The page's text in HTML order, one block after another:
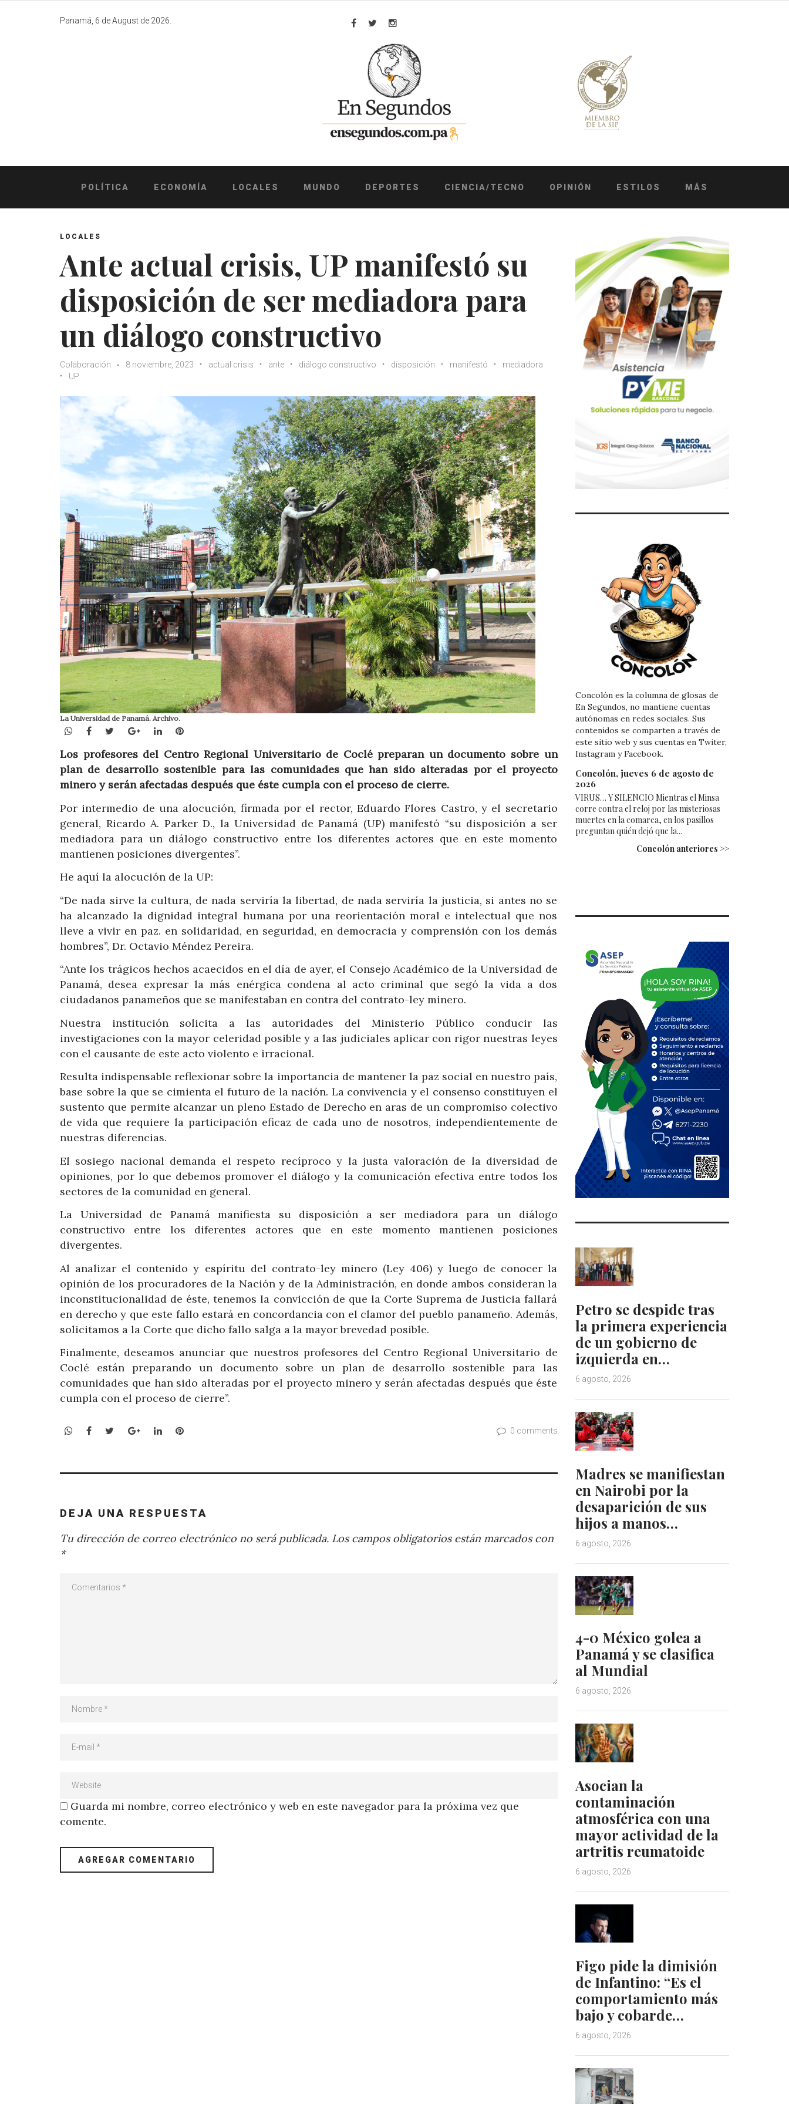
Panamá, 6 de August de 2026.
Facebook
TwitterInstagram
POLÍTICA ECONOMÍA LOCALES MUNDO DEPORTES CIENCIA/TECNO OPINIÓN ESTILOS MÁS
LOCALES
Ante actual crisis, UP manifestó su
disposición de ser mediadora para
un diálogo constructivo
Colaboración 8 noviembre, 2023 actual crisis ante diálogo constructivo disposición manifestó
mediadora
UP
La Universidad de Panamá. Archivo.
WhatsApp
Facebook
TwitterGoogle+LinkedInPinterest
Los profesores del Centro Regional Universitario de Coclé preparan un documento sobre un
plan de desarrollo sostenible para las comunidades que han sido alteradas por el proyecto
minero y serán afectadas después que éste cumpla con el proceso de cierre.
Por intermedio de una alocución, firmada por el rector, Eduardo Flores Castro, y el secretario
general, Ricardo A. Parker D., la Universidad de Panamá (UP) manifestó “su disposición a ser
mediadora para un diálogo constructivo entre los diferentes actores que en este momento
mantienen posiciones divergentes”.
He aquí la alocución de la UP:
“De nada sirve la cultura, de nada serviría la libertad, de nada serviría la justicia, si antes no se
ha alcanzado la dignidad integral humana por una reorientación moral e intelectual que nos
lleve a vivir en paz. en solidaridad, en seguridad, en democracia y comprensión con los demás
hombres”, Dr. Octavio Méndez Pereira.
“Ante los trágicos hechos acaecidos en el día de ayer, el Consejo Académico de la Universidad de
Panamá, desea expresar la más enérgica condena al acto criminal que segó la vida a dos
ciudadanos panameños que se manifestaban en contra del contrato-ley minero.
Nuestra institución solicita a las autoridades del Ministerio Público conducir las
investigaciones con la mayor celeridad posible y a las judiciales aplicar con rigor nuestras leyes
con el causante de este acto violento e irracional.
Resulta indispensable reflexionar sobre la importancia de mantener la paz social en nuestro país,
base sobre la que se cimienta el futuro de la nación. La convivencia y el consenso constituyen el
sustento que permite alcanzar un pleno Estado de Derecho en aras de un compromiso colectivo
de vida que requiere la participación eficaz de cada uno de nosotros, independientemente de
nuestras diferencias.
El sosiego nacional demanda el respeto recíproco y la justa valoración de la diversidad de
opiniones, por lo que debemos promover el diálogo y la comunicación efectiva entre todos los
sectores de la comunidad en general.
La Universidad de Panamá manifiesta su disposición a ser mediadora para un diálogo
constructivo entre los diferentes actores que en este momento mantienen posiciones
divergentes.
Al analizar el contenido y espíritu del contrato-ley minero (Ley 406) y luego de conocer la
opinión de los procuradores de la Nación y de la Administración, en donde ambos consideran la
inconstitucionalidad de éste, tenemos la convicción de que la Corte Suprema de Justicia fallará
en derecho y que este fallo estará en concordancia con el clamor del pueblo panameño. Además,
solicitamos a la Corte que dicho fallo salga a la mayor brevedad posible.
Finalmente, deseamos anunciar que nuestros profesores del Centro Regional Universitario de
Coclé están preparando un documento sobre un plan de desarrollo sostenible para las
comunidades que han sido alteradas por el proyecto minero y serán afectadas después que éste
cumpla con el proceso de cierre”.
WhatsApp
Facebook
TwitterGoogle+LinkedInPinterest 0 comments
DEJA UNA RESPUESTA
Tu dirección de correo electrónico no será publicada. Los campos obligatorios están marcados con
*
Guarda mi nombre, correo electrónico y web en este navegador para la próxima vez que
comente.
Concolón es la columna de glosas de
En Segundos, no mantiene cuentas
autónomas en redes sociales. Sus
contenidos se comparten a través de
este sitio web y sus cuentas en Twiter,
Instagram y Facebook.
Concolón, jueves 6 de agosto de
2026
VIRUS… Y SILENCIO Mientras el Minsa
corre contra el reloj por las misteriosas
muertes en la comarca, en los pasillos
preguntan quién dejó que la...
Concolón anteriores >>
Petro se despide tras
la primera experiencia
de un gobierno de
izquierda en…
6 agosto, 2026
Madres se manifiestan
en Nairobi por la
desaparición de sus
hijos a manos…
6 agosto, 2026
4-0 México golea a
Panamá y se clasifica
al Mundial
6 agosto, 2026
Asocian la
contaminación
atmosférica con una
mayor actividad de la
artritis reumatoide
6 agosto, 2026
Figo pide la dimisión
de Infantino: “Es el
comportamiento más
bajo y cobarde…
6 agosto, 2026